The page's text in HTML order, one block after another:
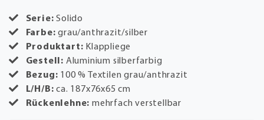
Serie: Solido
Farbe: grau/anthrazit/silber
Produktart: Klappliege
Gestell: Aluminium silberfarbig
Bezug: 100 % Textilen grau/anthrazit
L/H/B:ca. 187x76x65 cm
Rückenlehne:mehrfach verstellbar